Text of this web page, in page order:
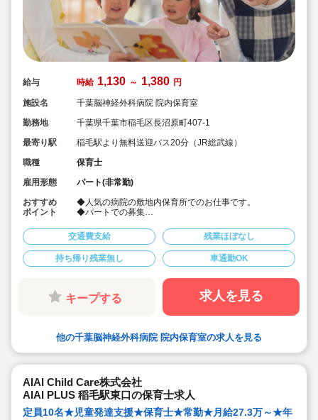
給与 時給 1,130 ～ 1,380 円
施設名
千葉脳神経外科病院 院内保育室
勤務地
千葉県千葉市稲毛区長沼原町407-1
最寄り駅
稲毛駅より無料送迎バス20分（JR総武線）
職種
保育士
雇用形態
パート(非常勤)
おすすめ
ポイント
◆人気の病院の敷地内保育所でのお仕事です。
◆パートでの募集
◆稲毛駅より職員送迎バスあり
◆車通勤可
◆保育室、園庭リニューアルしており綺麗です。
交通費支給 残業ほぼなし
持ち帰り残業無し 車通勤OK
キープする 求人を見る
他の千葉脳神経外科病院 院内保育室の求人を見る
AIAI Child Care株式会社
AIAI PLUS 稲毛駅東口の保育士求人
定員10名★児童発達支援★保育士★常勤★月給27.3万～★年